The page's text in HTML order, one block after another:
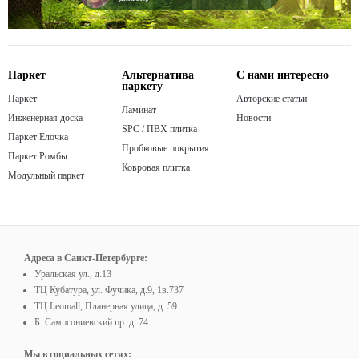
Паркет
Паркет
Инженерная доска
Паркет Елочка
Паркет Ромбы
Модульный паркет
Альтернатива
паркету
Ламинат
SPC / ПВХ плитка
Пробковые покрытия
Ковровая плитка
С нами интересно
Авторские статьи
Новости
Адреса в Санкт-Петербурге:
Уральская ул., д.13
ТЦ Кубатура, ул. Фучика, д.9, 1в.737
ТЦ Leomall, Планерная улица, д. 59
Б. Сампсониевский пр. д. 74
Мы в социальных сетях: